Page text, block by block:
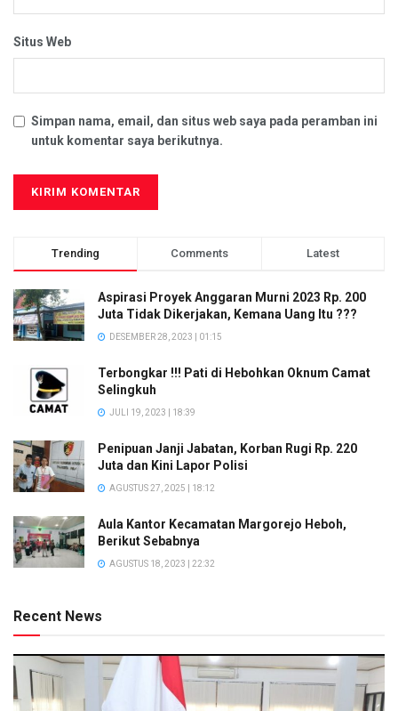
Situs Web
Simpan nama, email, dan situs web saya pada peramban ini
untuk komentar saya berikutnya.
Trending Comments Latest
Aspirasi Proyek Anggaran Murni 2023 Rp. 200
Juta Tidak Dikerjakan, Kemana Uang Itu ???
DESEMBER 28, 2023 | 01:15
Terbongkar !!! Pati di Hebohkan Oknum Camat
Selingkuh
JULI 19, 2023 | 18:39
Penipuan Janji Jabatan, Korban Rugi Rp. 220
Juta dan Kini Lapor Polisi
AGUSTUS 27, 2025 | 18:12
Aula Kantor Kecamatan Margorejo Heboh,
Berikut Sebabnya
AGUSTUS 18, 2023 | 22:32
Recent News